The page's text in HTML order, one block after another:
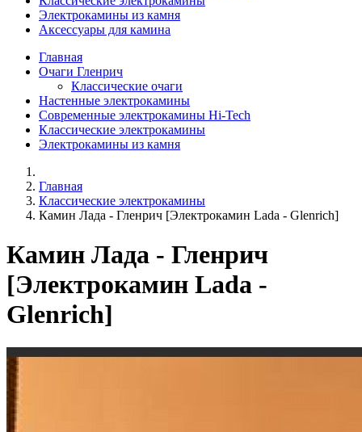
Электрокамины из камня
Аксессуары для камина
Главная
Очаги Гленрич
Классические очаги
Настенные электрокамины
Современные электрокамины Hi-Tech
Классические электрокамины
Электрокамины из камня
Главная
Классические электрокамины
Камин Лада - Гленрич [Электрокамин Lada - Glenrich]
Камин Лада - Гленрич
[Электрокамин Lada -
Glenrich]